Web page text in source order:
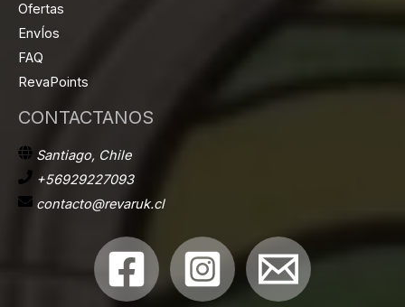
Ofertas
EnvÍos
FAQ
RevaPoints
CONTACTANOS
Santiago, Chile
+56929227093
contacto@revaruk.cl